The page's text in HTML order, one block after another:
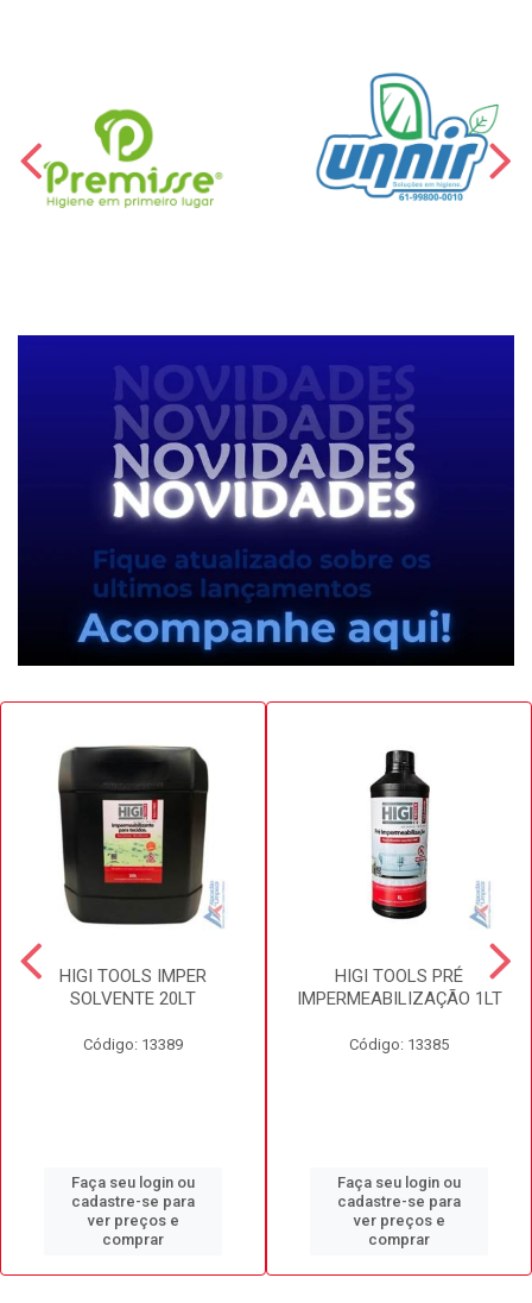
HIGI TOOLS IMPER
SOLVENTE 20LT
Código: 13389
Faça seu login ou
cadastre-se para
ver preços e
comprar
HIGI TOOLS PRÉ
IMPERMEABILIZAÇÃO 1LT
Código: 13385
Faça seu login ou
cadastre-se para
ver preços e
comprar